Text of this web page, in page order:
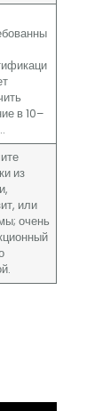
в 10–
из
или
очень